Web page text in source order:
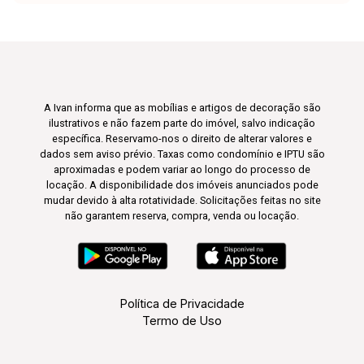
A Ivan informa que as mobílias e artigos de decoração são
ilustrativos e não fazem parte do imóvel, salvo indicação
específica. Reservamo-nos o direito de alterar valores e
dados sem aviso prévio. Taxas como condomínio e IPTU são
aproximadas e podem variar ao longo do processo de
locação. A disponibilidade dos imóveis anunciados pode
mudar devido à alta rotatividade. Solicitações feitas no site
não garantem reserva, compra, venda ou locação.
Política de Privacidade
Termo de Uso